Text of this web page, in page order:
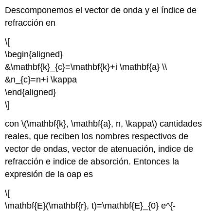
Descomponemos el vector de onda y el índice de
refracción en
\[
\begin{aligned}
&\mathbf{k}_{c}=\mathbf{k}+i \mathbf{a} \\
&n_{c}=n+i \kappa
\end{aligned}
\]
con \(\mathbf{k}, \mathbf{a}, n, \kappa\) cantidades
reales, que reciben los nombres respectivos de
vector de ondas, vector de atenuación, indice de
refracción e indice de absorción. Entonces la
expresión de la oap es
\[
\mathbf{E}(\mathbf{r}, t)=\mathbf{E}_{0} e^{-